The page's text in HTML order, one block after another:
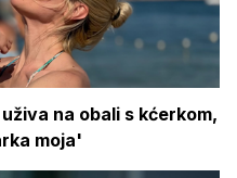
na obali s kćerkom,
moja'